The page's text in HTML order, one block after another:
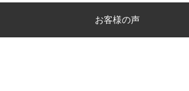
お客様の声